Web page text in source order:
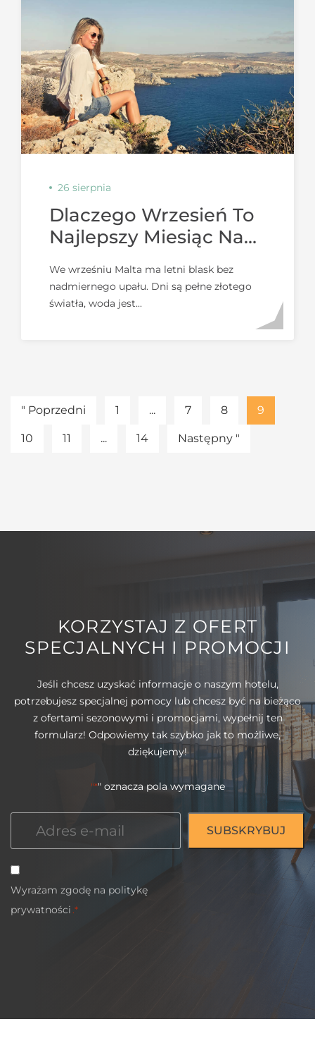
26 sierpnia
Dlaczego Wrzesień To
Najlepszy Miesiąc Na
We wrześniu Malta ma letni blask bez
nadmiernego upału. Dni są pełne złotego
światła, woda jest...
" Poprzedni 1 ... 7 8 9
10 11 ... 14 Następny "
KORZYSTAJ Z OFERT
SPECJALNYCH I PROMOCJI
Jeśli chcesz uzyskać informacje o naszym hotelu,
potrzebujesz specjalnej pomocy lub chcesz być na bieżąco
z ofertami sezonowymi i promocjami, wypełnij ten
formularz! Odpowiemy tak szybko jak to możliwe,
dziękujemy!
"*" oznacza pola wymagane
Zgoda
*
Wyrażam zgodę na politykę
prywatności .*